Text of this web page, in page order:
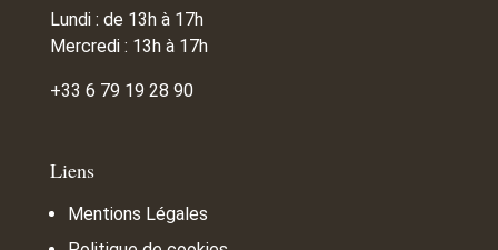
Lundi : de 13h à 17h
Mercredi : 13h à 17h
+33 6 79 19 28 90
Liens
Mentions Légales